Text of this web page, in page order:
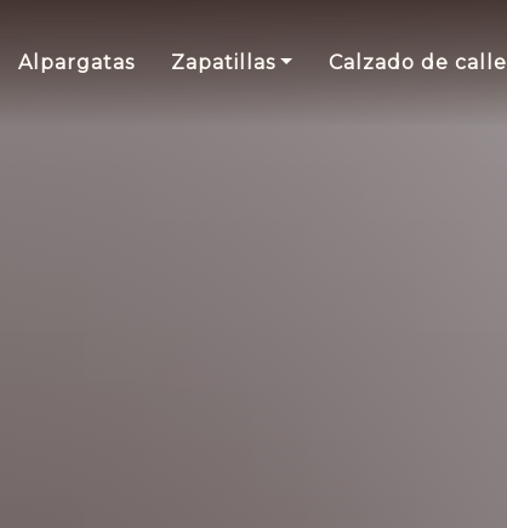
Alpargatas Zapatillas Calzado de calle